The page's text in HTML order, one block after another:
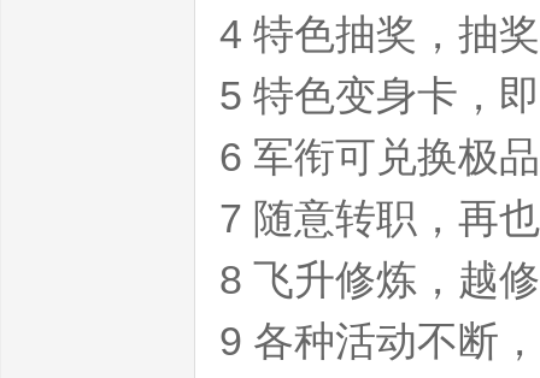
4 特色抽奖，抽
5 特色变身卡，
6 军衔可兑换极
7 随意转职，再
8 飞升修炼，越
9 各种活动不断